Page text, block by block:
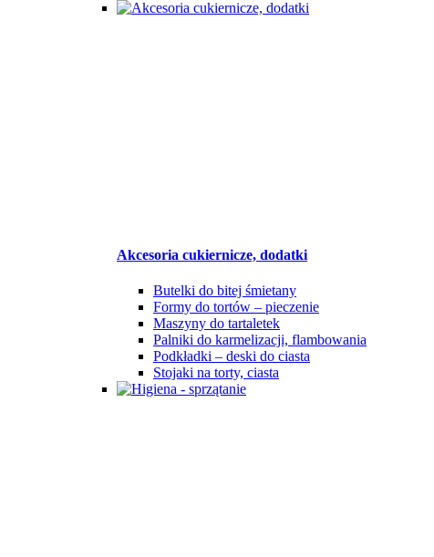
Akcesoria cukiernicze, dodatki
Butelki do bitej śmietany
Formy do tortów – pieczenie
Maszyny do tartaletek
Palniki do karmelizacji, flambowania
Podkładki – deski do ciasta
Stojaki na torty, ciasta